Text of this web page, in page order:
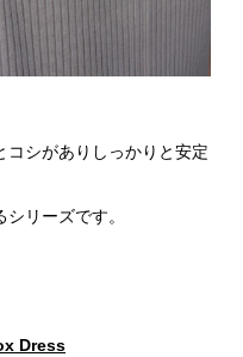
コシがありしっかりと安定
リーズです。
Dress